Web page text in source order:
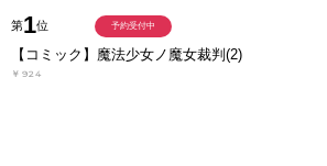
第1位
【コミック】魔法少女ノ魔女裁判(2)
￥924
予約受付中